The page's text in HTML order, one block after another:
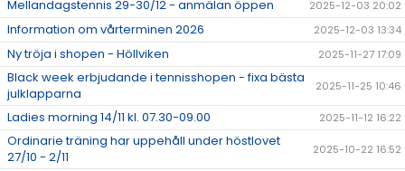
Mellandagstennis 29-30/12 - anmälan öppen 2025-12-03 20:02
Information om vårterminen 2026 2025-12-03 13:34
Ny tröja i shopen - Höllviken 2025-11-27 17:09
Black week erbjudande i tennisshopen - fixa bästa
julklapparna
2025-11-25 10:46
Ladies morning 14/11 kl. 07.30-09.00 2025-11-12 16:22
Ordinarie träning har uppehåll under höstlovet
27/10 - 2/11
2025-10-22 16:52